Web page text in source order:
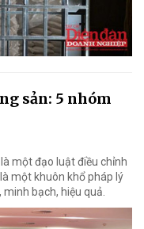
sản: 5 nhóm
một đạo luật điều chỉnh
một khuôn khổ pháp lý
bạch, hiệu quả.